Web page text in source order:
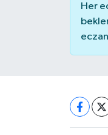
Her
VİDEO
YAZARLAR
MAGAZİN